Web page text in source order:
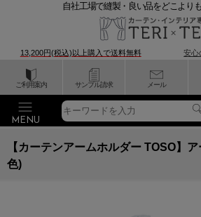
ご利用案内 サンプル請求 メール
自社工場で縫製・良い品をどこより
13,200円(税込)以上購入で送料無料 安心
【カーテンアームホルダー TOSO】
色)